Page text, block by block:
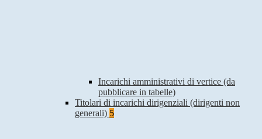
Incarichi amministrativi di vertice (da
pubblicare in tabelle)
Titolari di incarichi dirigenziali (dirigenti non
generali) 5